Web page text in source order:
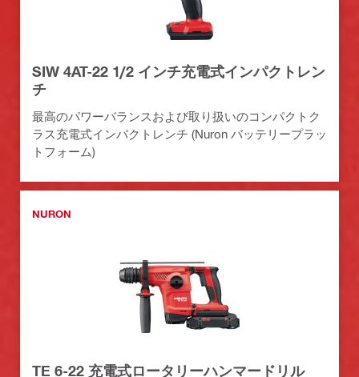
SIW 4AT-22 1/2 インチ充電式インパクトレン
チ
最高のパワーバランスおよび取り扱いのコンパクトク
ラス充電式インパクトレンチ (Nuron バッテリープラッ
トフォーム)
NURON
TE 6-22 充電式ロータリーハンマードリル